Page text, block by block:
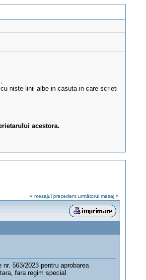
niste linii albe in casuta in care scrieti
acestora.
« mesajul precedent următorul mesaj »
563/2023 pentru aprobarea
fara regim special